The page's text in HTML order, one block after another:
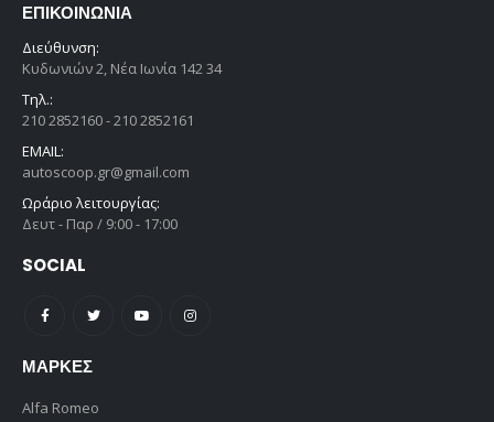
ΕΠΙΚΟΙΝΩΝΊΑ
Διεύθυνση:
Κυδωνιών 2, Νέα Ιωνία 142 34
Τηλ.:
210 2852160 - 210 2852161
EMAIL:
autoscoop.gr@gmail.com
Ωράριο λειτουργίας:
Δευτ - Παρ / 9:00 - 17:00
SOCIAL
ΜΆΡΚΕΣ
Alfa Romeo